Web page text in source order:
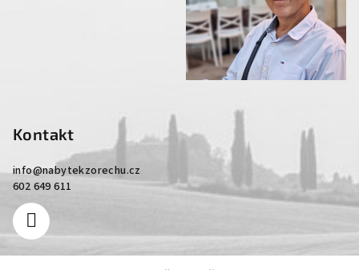
Kontakt
info@nabytekzorechu.cz
602 649 611